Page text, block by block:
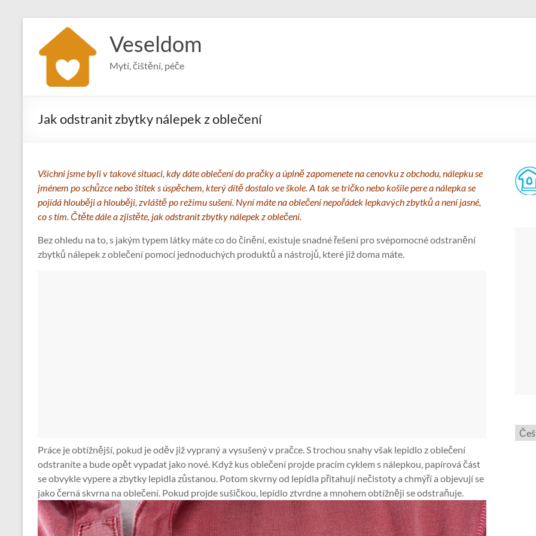
content
Veseldom
Mytí, čištění, péče
Jak odstranit zbytky nálepek z oblečení
Všichni jsme byli v takové situaci, kdy dáte oblečení do pračky a úplně zapomenete na cenovku z obchodu, nálepku se
jménem po schůzce nebo štítek s úspěchem, který dítě dostalo ve škole. A tak se tričko nebo košile pere a nálepka se
pojídá hlouběji a hlouběji, zvláště po režimu sušení. Nyní máte na oblečení nepořádek lepkavých zbytků a není jasné,
co s tím. Čtěte dále a zjistěte, jak odstranit zbytky nálepek z oblečení.
Bez ohledu na to, s jakým typem látky máte co do činění, existuje snadné řešení pro svépomocné odstranění
zbytků nálepek z oblečení pomocí jednoduchých produktů a nástrojů, které již doma máte.
Práce je obtížnější, pokud je oděv již vypraný a vysušený v pračce. S trochou snahy však lepidlo z oblečení
odstraníte a bude opět vypadat jako nové. Když kus oblečení projde pracím cyklem s nálepkou, papírová část
se obvykle vypere a zbytky lepidla zůstanou. Potom skvrny od lepidla přitahují nečistoty a chmýří a objevují se
jako černá skvrna na oblečení. Pokud projde sušičkou, lepidlo ztvrdne a mnohem obtížněji se odstraňuje.
jazyk